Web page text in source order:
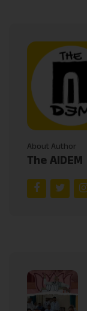
About Author
The AIDEM